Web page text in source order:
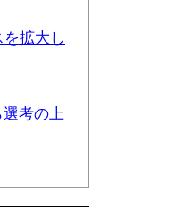
拡大し
選考の上